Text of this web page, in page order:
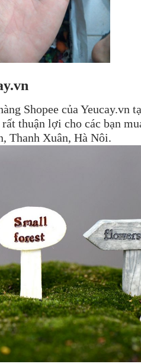
Shopee của Yeucay.vn
thuận lợi cho các bạn
Thanh Xuân, Hà Nôi.